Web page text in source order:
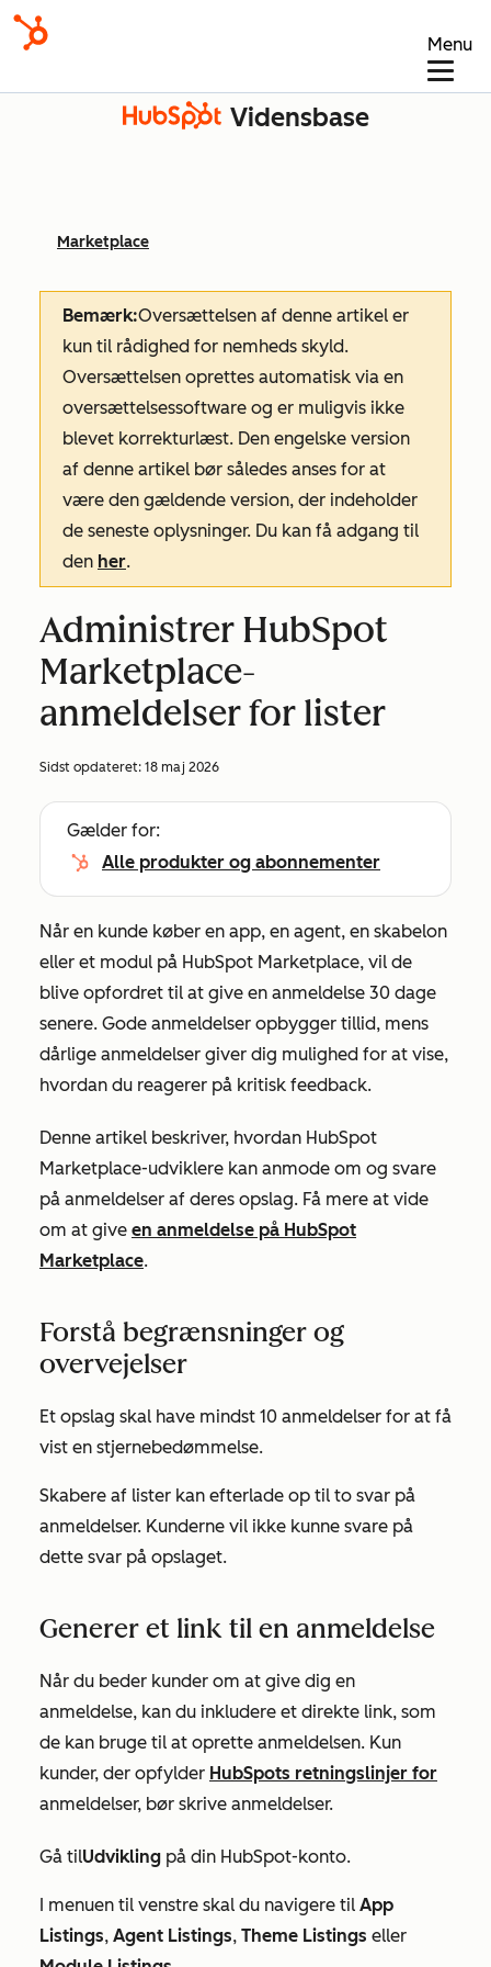
Menu
Vidensbase
Marketplace
Bemærk:Oversættelsen af denne artikel er
kun til rådighed for nemheds skyld.
Oversættelsen oprettes automatisk via en
oversættelsessoftware og er muligvis ikke
blevet korrekturlæst. Den engelske version
af denne artikel bør således anses for at
være den gældende version, der indeholder
de seneste oplysninger. Du kan få adgang til
den her.
Administrer HubSpot
Marketplace-
anmeldelser for lister
Sidst opdateret: 18 maj 2026
Gælder for:
Alle produkter og abonnementer
Når en kunde køber en app, en agent, en skabelon
eller et modul på HubSpot Marketplace, vil de
blive opfordret til at give en anmeldelse 30 dage
senere. Gode anmeldelser opbygger tillid, mens
dårlige anmeldelser giver dig mulighed for at vise,
hvordan du reagerer på kritisk feedback.
Denne artikel beskriver, hvordan HubSpot
Marketplace-udviklere kan anmode om og svare
på anmeldelser af deres opslag. Få mere at vide
om at give en anmeldelse på HubSpot
Marketplace.
Forstå begrænsninger og
overvejelser
Et opslag skal have mindst 10 anmeldelser for at få
vist en stjernebedømmelse.
Skabere af lister kan efterlade op til to svar på
anmeldelser. Kunderne vil ikke kunne svare på
dette svar på opslaget.
Generer et link til en anmeldelse
Når du beder kunder om at give dig en
anmeldelse, kan du inkludere et direkte link, som
de kan bruge til at oprette anmeldelsen. Kun
kunder, der opfylder HubSpots retningslinjer for
anmeldelser, bør skrive anmeldelser.
Gå tilUdvikling på din HubSpot-konto.
I menuen til venstre skal du navigere til App
Listings, Agent Listings, Theme Listings eller